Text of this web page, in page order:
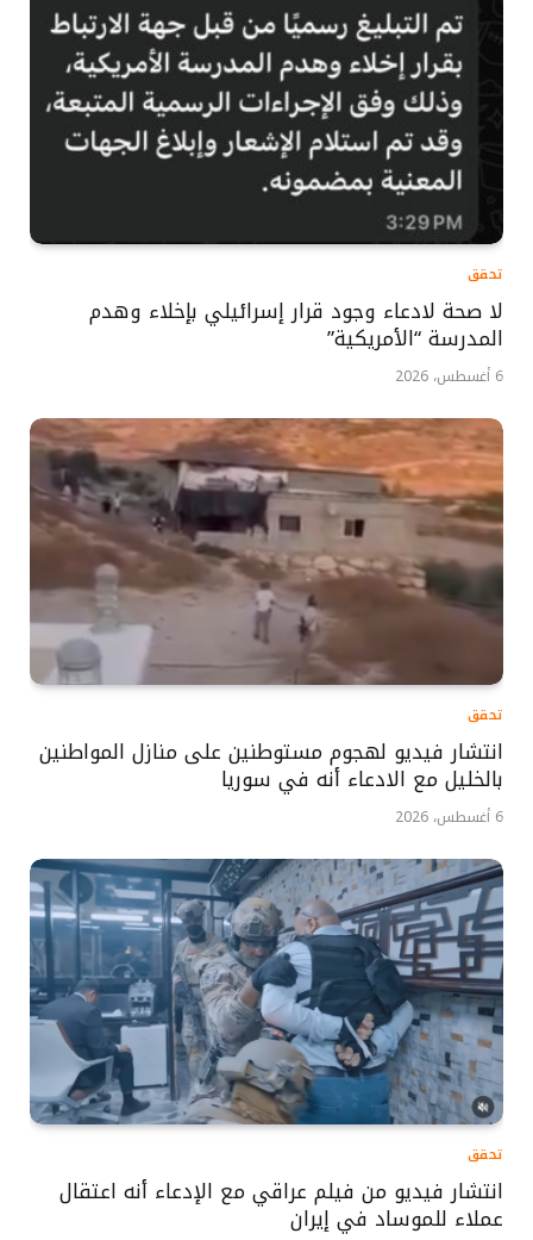
تحقق
لا صحة لادعاء وجود قرار إسرائيلي بإخلاء وهدم
المدرسة “الأمريكية”
6 أغسطس، 2026
تحقق
انتشار فيديو لهجوم مستوطنين على منازل المواطنين
بالخليل مع الادعاء أنه في سوريا
6 أغسطس، 2026
تحقق
انتشار فيديو من فيلم عراقي مع الإدعاء أنه اعتقال
عملاء للموساد في إيران